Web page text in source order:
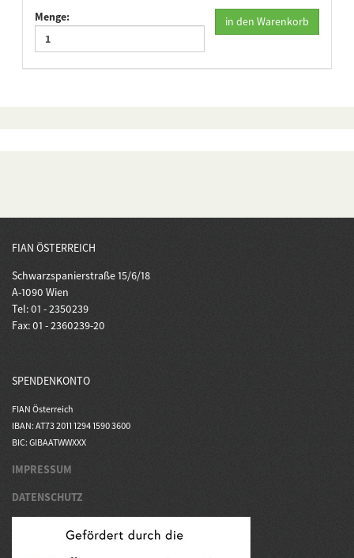
Menge:
in den Warenkorb
FIAN ÖSTERREICH
Schwarzspanierstraße 15/6/18
A-1090 Wien
Tel: 01 - 2350239
Fax: 01 - 2360239-20
SPENDENKONTO
FIAN Österreich
IBAN: AT73 2011 1294 1590 3600
BIC: GIBAATWWXXX
IMPRESSUM
DATENSCHUTZ